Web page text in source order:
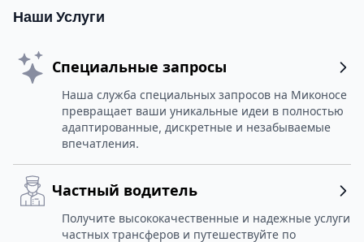
Наши Услуги
Специальные запросы
Наша служба специальных запросов на Миконосе
превращает ваши уникальные идеи в полностью
адаптированные, дискретные и незабываемые
впечатления.
Частный водитель
Получите высококачественные и надежные услуги
частных трансферов и путешествуйте по